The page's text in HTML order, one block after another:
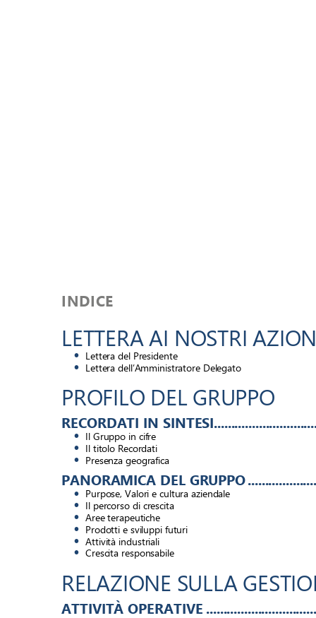
INDICE
LETTERA AI NOSTRI
• Lettera del Presidente
• Lettera dell’Amministratore Delegato
PROFILO DEL GRUPPO
RECORDATI IN SINTESI
• Il Gruppo in cifre
• Il titolo Recordati
• Presenza geografica
PANORAMICA DEL GRUPPO
• Purpose, Valori e cultura aziendale
• Il percorso di crescita
• Aree terapeutiche
• Prodotti e sviluppi futuri
• Attività industriali
• Crescita responsabile
RELAZIONE SULLA
ATTIVITÀ OPERATIVE